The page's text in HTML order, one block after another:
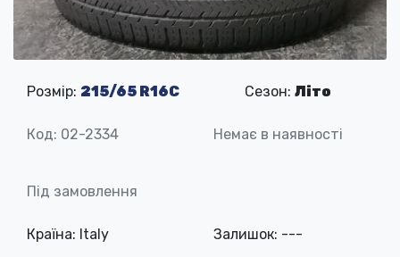
Розмір: 215/65 R16C Сезон: Літо
Код: 02-2334 Немає в наявності
Під замовлення
Країна: Italy Залишок: ---